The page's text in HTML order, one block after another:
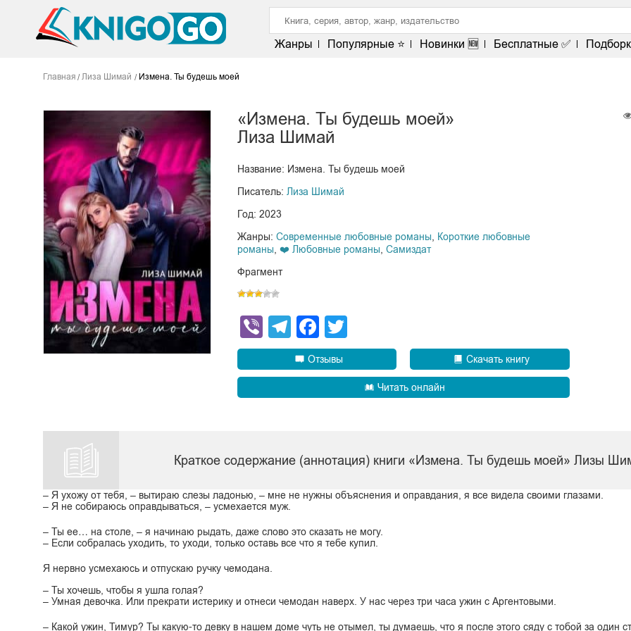
Жанры Популярные ⭐ Новинки 🆕 Бесплатные ✅
Главная Лиза Шимай Измена. Ты будешь моей
«Измена. Ты будешь моей»
Лиза Шимай
Название: Измена. Ты будешь моей
Писатель: Лиза Шимай
Год: 2023
Жанры: Современные любовные романы
Короткие любовные
романы ❤️ Любовные романы Самиздат
Фрагмент
ViberTelegram
Facebook
Отзывы Скачать книгу
Читать онлайн
Краткое содержание (аннотация) книги «Измена. Ты будешь моей» Лизы
– Я ухожу от тебя, – вытираю слезы ладонью, – мне не нужны объяснения и оправдания, я все видела своими глазами.
– Я не собираюсь оправдываться, – усмехается муж.
– Ты ее… на столе, – я начинаю рыдать, даже слово это сказать не могу.
– Если собралась уходить, то уходи, только оставь все что я тебе купил.
Я нервно усмехаюсь и отпускаю ручку чемодана.
– Ты хочешь, чтобы я ушла голая?
– Умная девочка. Или прекрати истерику и отнеси чемодан наверх. У нас через три часа ужин с Аргентовыми.
– Какой ужин, Тимур? Ты какую-то девку в нашем доме чуть не отымел, ты думаешь, что я после этого сяду с тобой за один